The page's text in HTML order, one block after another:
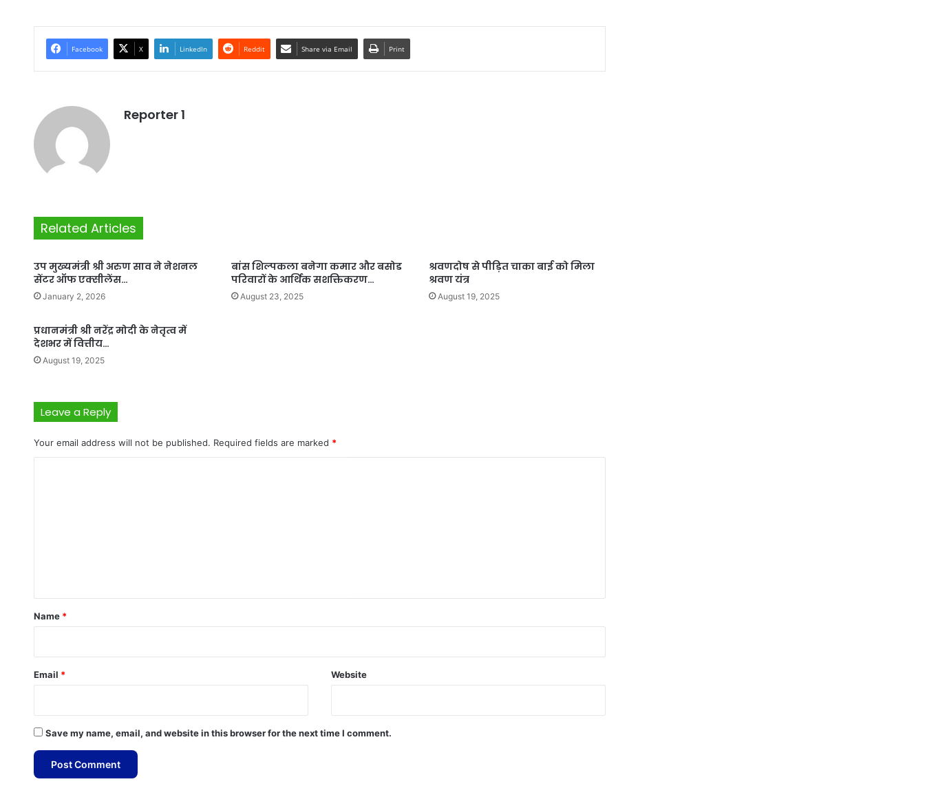
Facebook X LinkedIn Reddit Share via Email Print
Reporter 1
Related Articles
उप मुख्यमंत्री श्री अरुण साव ने नेशनल
सेंटर ऑफ एक्सीलेंस…
January 2, 2026
बांस शिल्पकला बनेगा कमार और बसोड
परिवारों के आर्थिक सशक्तिकरण…
August 23, 2025
श्रवणदोष से पीड़ित चाका बाई को मिला
श्रवण यंत्र
August 19, 2025
प्रधानमंत्री श्री नरेंद्र मोदी के नेतृत्व में
देशभर में वित्तीय…
August 19, 2025
Leave a Reply
Your email address will not be published. Required fields are marked *
*
Name *
Email * Website
Save my name, email, and website in this browser for the next time I comment.